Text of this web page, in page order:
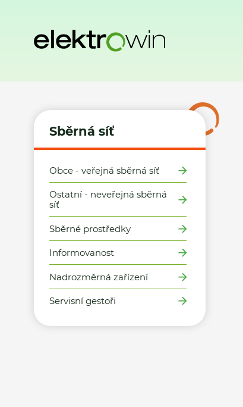
Sběrná síť
Obce - veřejná sběrná síť
Ostatní - neveřejná sběrná
síť
Sběrné prostředky
Informovanost
Nadrozměrná zařízení
Servisní gestoři